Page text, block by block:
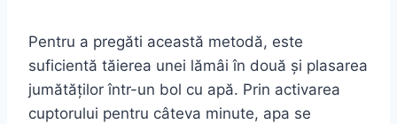
Pentru a pregăti această metodă, este
suficientă tăierea unei lămâi în două și plasarea
jumătăților într-un bol cu apă. Prin activarea
cuptorului pentru câteva minute, apa se